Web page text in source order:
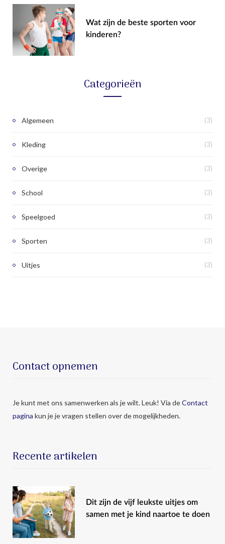
Wat zijn de beste sporten voor
kinderen?
Categorieën
Algemeen (3)
Kleding (3)
Overige (3)
School (3)
Speelgoed (3)
Sporten (3)
Uitjes (3)
Contact opnemen
Je kunt met ons samenwerken als je wilt. Leuk! Via deContact
pagina kun je je vragen stellen over de mogelijkheden.
Recente artikelen
Dit zijn de vijf leukste uitjes om
samen met je kind naartoe te doen